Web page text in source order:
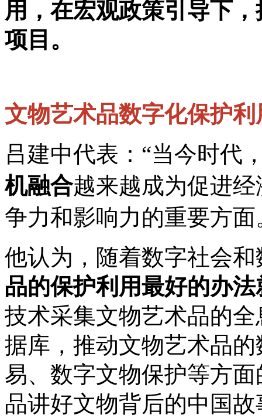
用，在宏观政策引导下
项目。
文物艺术品数字化保护利
吕建中代表：“当今时代
机融合越来越成为促进
争力和影响力的重要方面
他认为，随着数字社会
品的保护利用最好的办
技术采集文物艺术品的
据库，推动文物艺术品
易、数字文物保护等方
品讲好文物背后的中国